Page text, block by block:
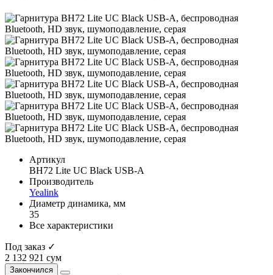
Артикул
BH72 Lite UC Black USB-A
Производитель
Yealink
Диаметр динамика, мм
35
Все характеристики
Под заказ ✓
2 132 921 сум
Закончился